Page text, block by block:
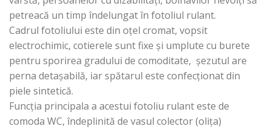
petreacă un timp îndelungat în fotoliul rulant.
Cadrul fotoliului este din oțel cromat, vopsit
electrochimic, cotierele sunt fixe și umplute cu burete
pentru sporirea gradului de comoditate, șezutul are
perna detașabilă, iar spătarul este confecționat din
piele sintetică.
Funcția principala a acestui fotoliu rulant este de
comoda WC, îndeplinită de vasul colector (olița)